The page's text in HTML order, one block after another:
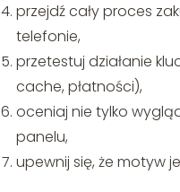
przejdź cały proces
telefonie,
przetestuj działanie
cache, płatności),
oceniaj nie tylko
panelu,
upewnij się, że motyw